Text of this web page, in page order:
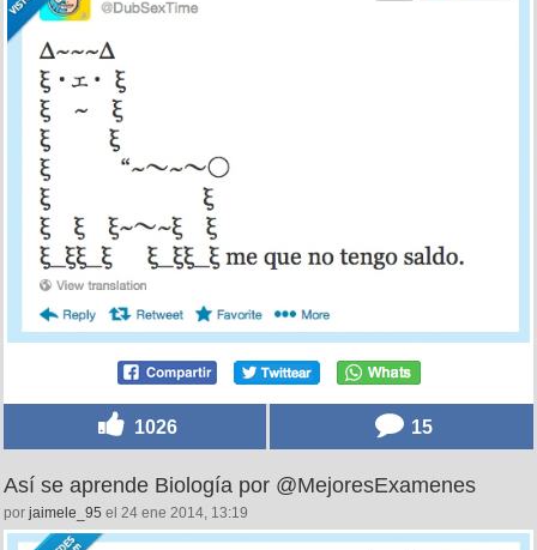
1026 15
Así se aprende Biología por @MejoresExamenes
por jaimele_95 el 24 ene 2014, 13:19